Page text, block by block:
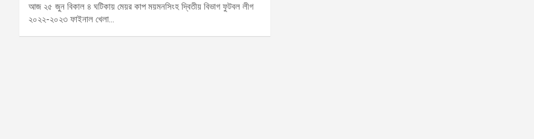
আজ ২৫ জুন বিকাল ৪ ঘটিকায় মেয়র কাপ ময়মনসিংহ দ্বিতীয় বিভাগ ফুটবল লীগ
২০২২-২০২৩ ফাইনাল খেলা…